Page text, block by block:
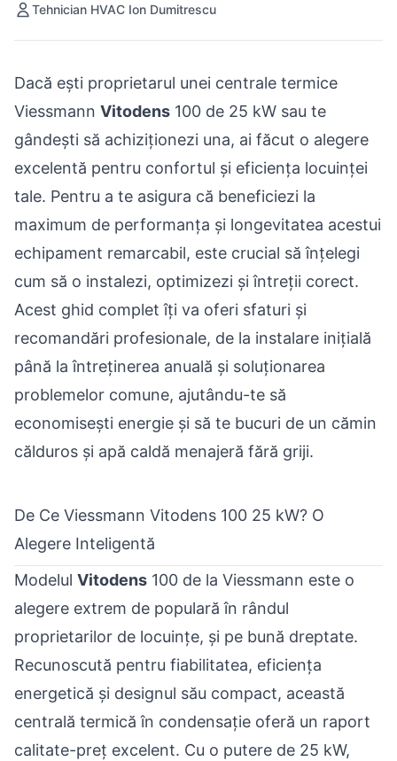
Tehnician HVAC Ion Dumitrescu
Dacă ești proprietarul unei centrale termice
Viessmann Vitodens 100 de 25 kW sau te
gândești să achiziționezi una, ai făcut o alegere
excelentă pentru confortul și eficiența locuinței
tale. Pentru a te asigura că beneficiezi la
maximum de performanța și longevitatea acestui
echipament remarcabil, este crucial să înțelegi
cum să o instalezi, optimizezi și întreții corect.
Acest ghid complet îți va oferi sfaturi și
recomandări profesionale, de la instalare inițială
până la întreținerea anuală și soluționarea
problemelor comune, ajutându-te să
economisești energie și să te bucuri de un cămin
călduros și apă caldă menajeră fără griji.
De Ce Viessmann Vitodens 100 25 kW? O
Alegere Inteligentă
Modelul Vitodens 100 de la Viessmann este o
alegere extrem de populară în rândul
proprietarilor de locuințe, și pe bună dreptate.
Recunoscută pentru fiabilitatea, eficiența
energetică și designul său compact, această
centrală termică în condensație oferă un raport
calitate-preț excelent. Cu o putere de 25 kW,